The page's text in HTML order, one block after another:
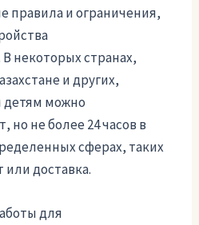
правила и ограничения,
некоторых странах,
и других,
можно
но не более 24 часов в
сферах, таких
или доставка.
для